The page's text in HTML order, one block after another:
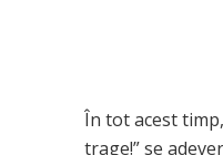
În tot acest
trage!” se